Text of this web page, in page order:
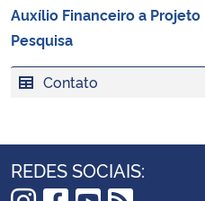
Ministério do Turismo
Ministério do Desenvolvimento Regional
Ministério da Mulher, da Família e dos
Auxílio Financeiro a
Pesquisa
Contato
REDES SOCIAIS: